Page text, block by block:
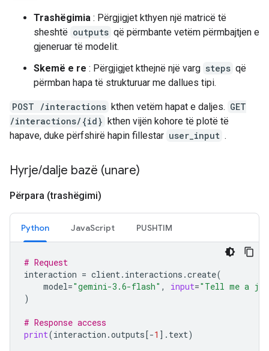
Trashëgimia : Përgjigjet kthyen një matricë të
sheshtë outputs që përmbante vetëm përmbajtjen e
gjeneruar të modelit.
Skemë e re : Përgjigjet kthejnë një varg steps që
përmban hapa të strukturuar me dallues tipi.
POST /interactions kthen vetëm hapat e daljes. GET
/interactions/{id} kthen vijën kohore të plotë të
hapave, duke përfshirë hapin fillestar user_input .
Hyrje/dalje bazë (unare)
Përpara (trashëgimi)
Python JavaScript PUSHTIM
# Request
interaction = client. interactions .create(
model="gemini-3.6-flash" , input="Tell me a
)
# Response access
print(interaction .outputs[-1 ] . text)